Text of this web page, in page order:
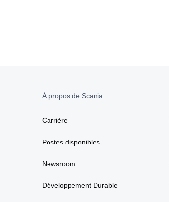
À propos de Scania
Carrière
Postes disponibles
Newsroom
Développement Durable